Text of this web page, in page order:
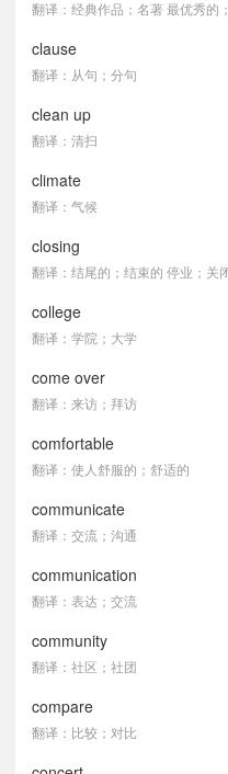
翻译：经典作品；名著 最优秀的
clause
翻译：从句；分句
clean up
翻译：清扫
climate
翻译：气候
closing
翻译：结尾的；结束的 停业；关
college
翻译：学院；大学
come over
翻译：来访；拜访
comfortable
翻译：使人舒服的；舒适的
communicate
翻译：交流；沟通
communication
翻译：表达；交流
community
翻译：社区；社团
compare
翻译：比较；对比